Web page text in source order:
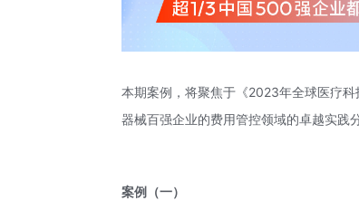
本期案例，将聚焦于《2023年全球医疗科
器械百强企业的费用管控领域的卓越实践分
案例 （一）